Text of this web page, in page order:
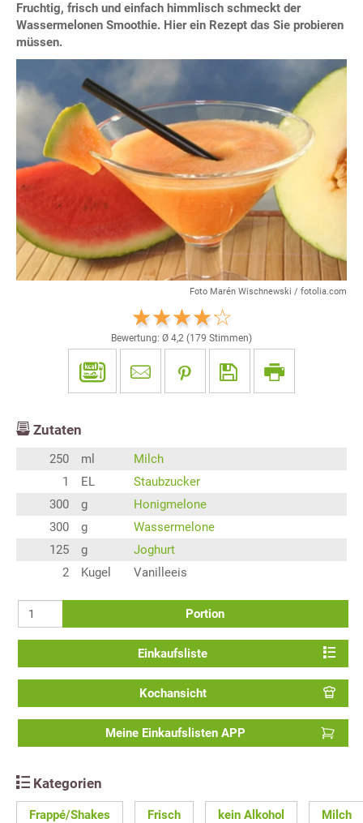
Fruchtig, frisch und einfach himmlisch schmeckt der
Wassermelonen Smoothie. Hier ein Rezept das Sie probieren
müssen.
Foto Marén Wischnewski / fotolia.com
Bewertung: Ø 4,2 (179 Stimmen)
Zutaten
250 ml
Milch
1
EL
Staubzucker
300
g
Honigmelone
300
g
Wassermelone
125
g
Joghurt
2
Kugel Vanilleeis
Portion
Einkaufsliste
Kochansicht
Meine Einkaufslisten APP
Kategorien
Frappé/Shakes Frisch kein Alkohol Milch